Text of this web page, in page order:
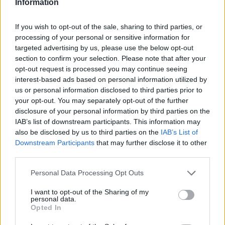
Information
If you wish to opt-out of the sale, sharing to third parties, or
processing of your personal or sensitive information for
targeted advertising by us, please use the below opt-out
section to confirm your selection. Please note that after your
opt-out request is processed you may continue seeing
interest-based ads based on personal information utilized by
us or personal information disclosed to third parties prior to
your opt-out. You may separately opt-out of the further
disclosure of your personal information by third parties on the
IAB’s list of downstream participants. This information may
also be disclosed by us to third parties on the IAB’s List of
Downstream Participants that may further disclose it to other
Personal Data Processing Opt Outs
I want to opt-out of the Sharing of my
personal data.
Opted In
pontosan hogyan is működik az OKJ-s rendszer? Most
összegyűjtöttünk pár fontos kérdést, amire érdemes
tudni a választ, mielőtt belekezdenétek. Milyen
formában zajlanak szakképzések? A szakképzési
rendszer több formában ad lehetőséget a szakmát
tanulóknak az oklevelek megszerzésére: a közoktatás
részét képező iskolai rendszerű szakképzés, az
iskolarendszeren kívüli szakképzés keretei között.
OKJ-s képzések
ingyenes OKJ
ingyenes OKJ tanfolyam
okatás
belföld
Hozzászólások